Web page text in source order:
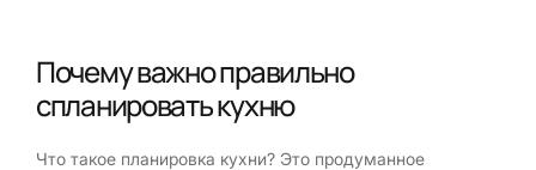
Почему важно правильно
спланировать кухню
Что такое планировка кухни? Это продуманное